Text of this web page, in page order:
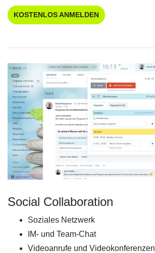
KOSTENLOS ANMELDEN
Social Collaboration
Soziales Netzwerk
IM- und Team-Chat
Videoanrufe und Videokonferenzen